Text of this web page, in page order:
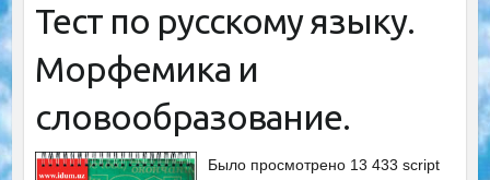
Тест по русскому языку.
Морфемика и
словообразование.
Было просмотрено 13 433 script